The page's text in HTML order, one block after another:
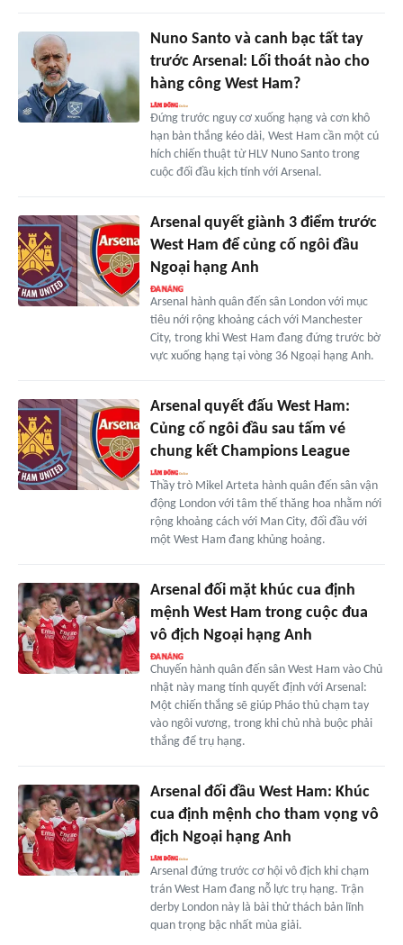
Nuno Santo và canh bạc tất tay
trước Arsenal: Lối thoát nào cho
hàng công West Ham?
Đứng trước nguy cơ xuống hạng và cơn khô
hạn bàn thắng kéo dài, West Ham cần một cú
hích chiến thuật từ HLV Nuno Santo trong
cuộc đối đầu kịch tính với Arsenal.
Arsenal quyết giành 3 điểm trước
West Ham để củng cố ngôi đầu
Ngoại hạng Anh
Arsenal hành quân đến sân London với mục
tiêu nới rộng khoảng cách với Manchester
City, trong khi West Ham đang đứng trước bờ
vực xuống hạng tại vòng 36 Ngoại hạng Anh.
Arsenal quyết đấu West Ham:
Củng cố ngôi đầu sau tấm vé
chung kết Champions League
Thầy trò Mikel Arteta hành quân đến sân vận
động London với tâm thế thăng hoa nhằm nới
rộng khoảng cách với Man City, đối đầu với
một West Ham đang khủng hoảng.
Arsenal đối mặt khúc cua định
mệnh West Ham trong cuộc đua
vô địch Ngoại hạng Anh
Chuyến hành quân đến sân West Ham vào Chủ
nhật này mang tính quyết định với Arsenal:
Một chiến thắng sẽ giúp Pháo thủ chạm tay
vào ngôi vương, trong khi chủ nhà buộc phải
thắng để trụ hạng.
Arsenal đối đầu West Ham: Khúc
cua định mệnh cho tham vọng vô
địch Ngoại hạng Anh
Arsenal đứng trước cơ hội vô địch khi chạm
trán West Ham đang nỗ lực trụ hạng. Trận
derby London này là bài thử thách bản lĩnh
quan trọng bậc nhất mùa giải.